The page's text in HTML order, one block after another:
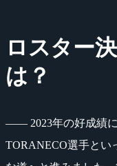
ロスター
は？
―― 2023年の好成績に
TORANECO選手とい